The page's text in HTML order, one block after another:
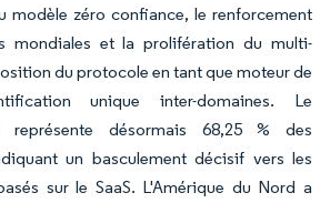
modèle zéro confiance, le renforcement
mondiales et la prolifération du multi-
du protocole en tant que moteur de
unique inter-domaines. Le
représente désormais 68,25 % des
un basculement décisif vers les
sur le SaaS. L'Amérique du Nord a